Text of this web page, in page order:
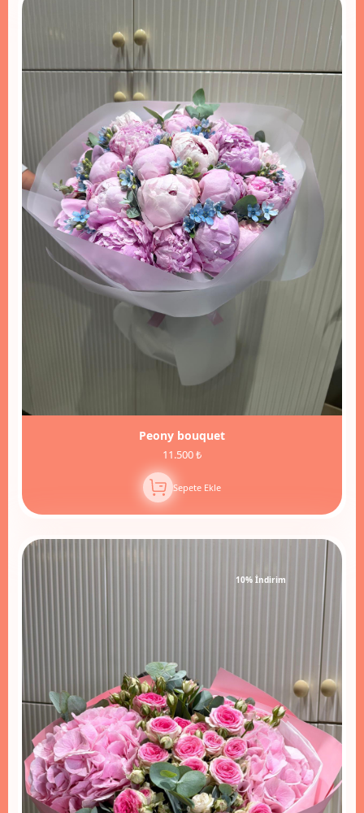
Peony bouquet
11.500 ₺
Sepete Ekle
10% İndirim